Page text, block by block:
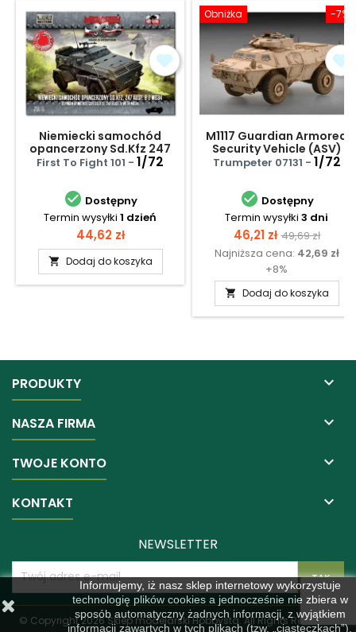
Niemiecki samochód
opancerzony Sd.Kfz 247
Ausf. B z MG 34
First To Fight 101 - 1/72
 Dostępny
Termin wysyłki 1 dzień
Cena
44,62 zł
 Dodaj do koszyka
-7%
Obniżka
M1117 Guardian Armored
Security Vehicle (ASV)
Trumpeter 07131 - 1/72
 Dostępny
Termin wysyłki 3 dni
Cena
46,21 zł Cena
49,69 zł
Najniższa cena: 42,69 zł
+8%
 Dodaj do koszyka
PRODUKTY 
NASZA FIRMA 
TWOJE KONTO 
KONTAKT 
Informujemy, iż nasz sklep internetowy wykorzystuje
technologię plików cookies a jednocześnie nie zbiera w
sposób automatyczny żadnych informacji, z wyjątkiem
informacji zawartych w tych plikach (tzw. „ciasteczkach”).
NEWSLETTER
© Copyright 2026 Sklep modelarski Hobbysta. All Rights Reserved.